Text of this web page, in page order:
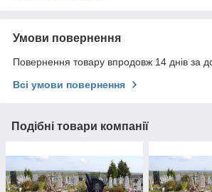
Умови повернення
Повернення товару впродовж 14 днів за
Всі умови повернення
Подібні товари компанії